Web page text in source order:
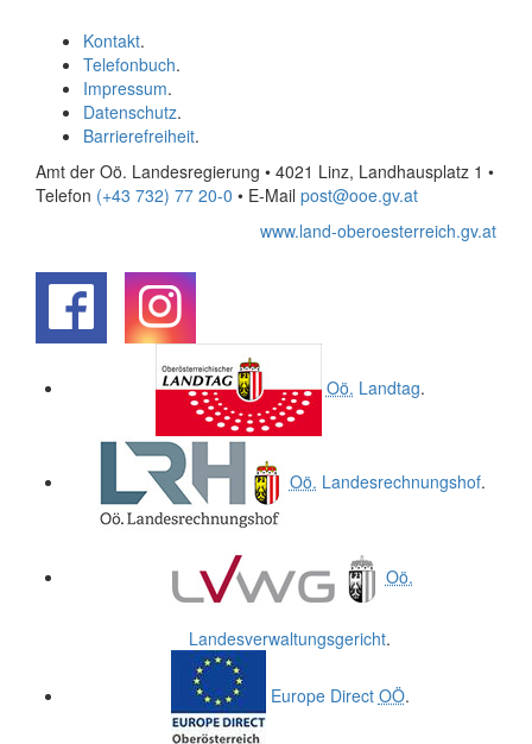
Kontakt.
Telefonbuch.
Impressum.
Datenschutz.
Barrierefreiheit.
Amt der Oö. Landesregierung • 4021 Linz, Landhausplatz 1 •
Telefon (+43 732) 77 20-0 • E-Mail post@ooe.gv.at
www.land-oberoesterreich.gv.at
Oö. Landtag.
Oö. Landesrechnungshof.
Oö.
Landesverwaltungsgericht.
Europe Direct OÖ.